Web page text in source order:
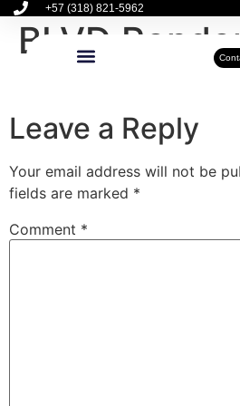
+57 (318) 821-5962
BLVD
Leave a Reply
Your email address will not be
fields are marked *
Comment *